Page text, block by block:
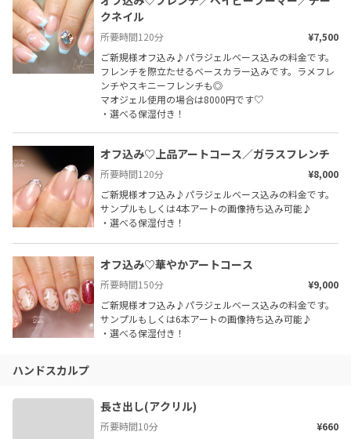
クネイル
所要時間120分
¥7,500
ご新規様オフ込み♪パラジェルベース込みの料金です。
フレンチを際立たせるベースカラー込みです。ラメフレ
ンチやスキニーフレンチも◎
マオジェル使用の場合は8000円です♡
・選べる保湿付き！
オフ込み♡上品アートコース／ガラスフレンチ
所要時間120分
¥8,000
ご新規様オフ込み♪パラジェルベース込みの料金です。
サンプルもしくは4本アートの画像持ち込み可能♪
・選べる保湿付き！
オフ込み♡華やかアートコース
所要時間150分
¥9,000
ご新規様オフ込み♪パラジェルベース込みの料金です。
サンプルもしくは6本アートの画像持ち込み可能♪
・選べる保湿付き！
ハンドスカルプ
長さ出し(アクリル)
所要時間10分
¥660